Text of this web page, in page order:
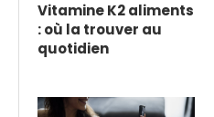
Vitamine K2 aliments
: où la trouver au
quotidien